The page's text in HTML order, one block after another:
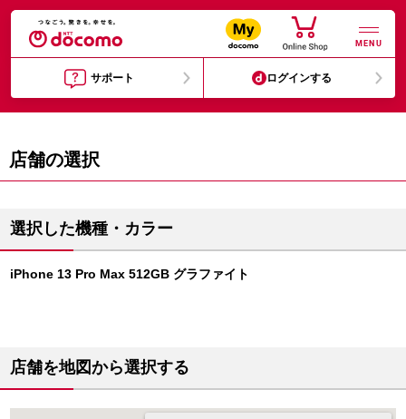
MENU
サポート ログインする
店舗の選択
選択した機種・カラー
iPhone 13 Pro Max 512GB グラファイト
店舗を地図から選択する